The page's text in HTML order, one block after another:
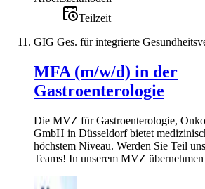
Teilzeit
GIG Ges. für integrierte
MFA (m/w/d) in der
Gastroenterologie
Die MVZ für Gastroenterologie,
GmbH in Düsseldorf bietet
höchstem Niveau. Werden Sie Teil
Teams! In unserem MVZ übernehmen